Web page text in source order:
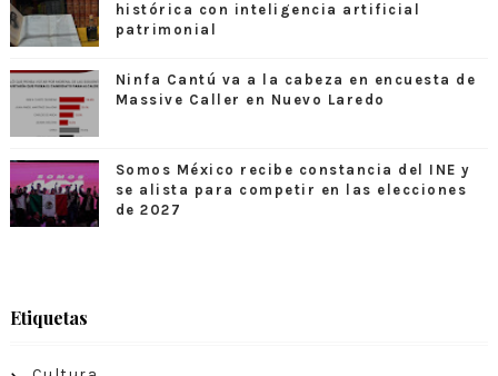
histórica con inteligencia artificial
patrimonial
Ninfa Cantú va a la cabeza en encuesta de
Massive Caller en Nuevo Laredo
Somos México recibe constancia del INE y
se alista para competir en las elecciones
de 2027
Etiquetas